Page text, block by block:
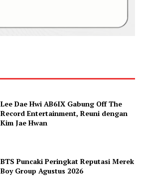
Lee Dae Hwi AB6IX Gabung Off The
Record Entertainment, Reuni dengan
Kim Jae Hwan
BTS Puncaki Peringkat Reputasi Merek
Boy Group Agustus 2026